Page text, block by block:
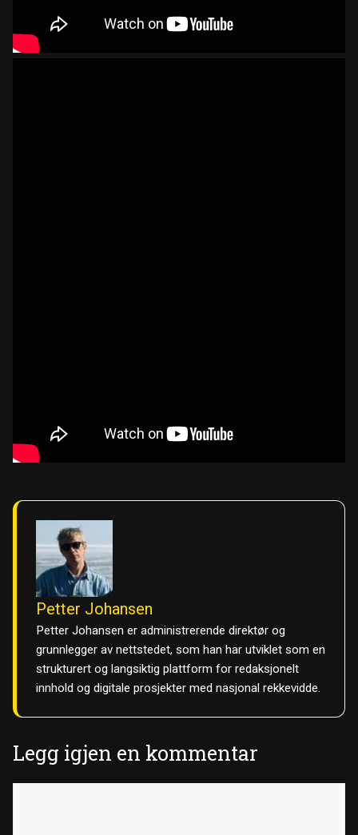
Petter Johansen
Petter Johansen er administrerende direktør og
grunnlegger av nettstedet, som han har utviklet som en
strukturert og langsiktig plattform for redaksjonelt
innhold og digitale prosjekter med nasjonal rekkevidde.
Legg igjen en kommentar